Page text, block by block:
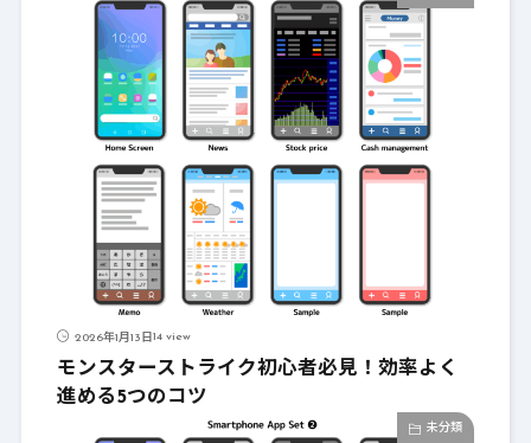
2026年1月13日14 view
モンスターストライク初心者必見！効率よく
進める5つのコツ
未分類